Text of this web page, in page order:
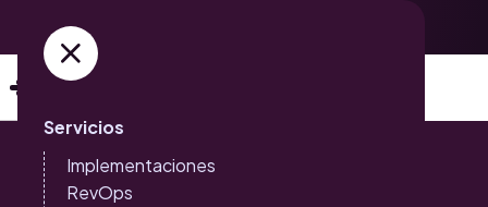
Servicios
Implementaciones
RevOps